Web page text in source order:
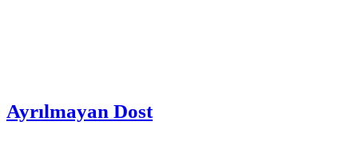
Ayrılmayan Dost